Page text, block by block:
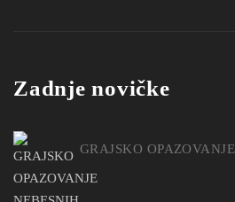
Zadnje novičke
GRAJSKO